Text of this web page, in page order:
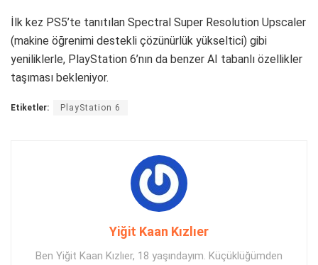
İlk kez PS5’te tanıtılan Spectral Super Resolution Upscaler
(makine öğrenimi destekli çözünürlük yükseltici) gibi
yeniliklerle, PlayStation 6’nın da benzer AI tabanlı özellikler
taşıması bekleniyor.
Etiketler: PlayStation 6
Yiğit Kaan Kızlıer
Ben Yiğit Kaan Kızlıer, 18 yaşındayım. Küçüklüğümden